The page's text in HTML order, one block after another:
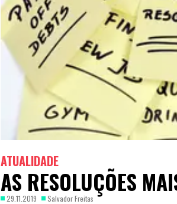
ATUALIDADE
AS RESOLUÇÕES
29.11.2019 Salvador Freitas